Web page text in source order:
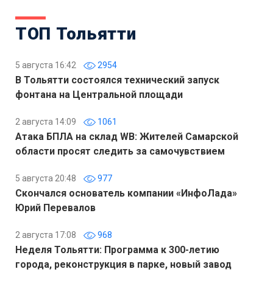
ТОП Тольятти
5 августа 16:42 2954
В Тольятти состоялся технический запуск
фонтана на Центральной площади
2 августа 14:09 1061
Атака БПЛА на склад WB: Жителей Самарской
области просят следить за самочувствием
5 августа 20:48 977
Скончался основатель компании «ИнфоЛада»
Юрий Перевалов
2 августа 17:08 968
Неделя Тольятти: Программа к 300-летию
города, реконструкция в парке, новый завод